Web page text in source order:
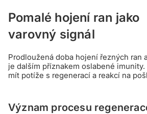
Pomalé hojení ran jako
varovný signál
Prodloužená doba hojení řezných ran
je dalším příznakem oslabené imunity.
mít potíže s regenerací a reakcí na
Význam procesu